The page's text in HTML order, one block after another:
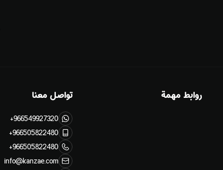
روابط مهمة تواصل معنا
+966549927320
+966505822480
+966505822480
info@kanzae.com